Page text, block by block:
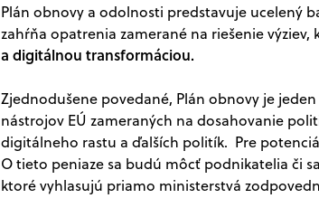
Plán obnovy a odolnosti predstavuje ucelený
zahŕňa opatrenia zamerané na riešenie výziev,
a digitálnou transformáciou.
Zjednodušene povedané, Plán obnovy je
nástrojov EÚ zameraných na dosahovanie
digitálneho rastu a ďalších politík. Pre
O tieto peniaze sa budú môcť podnikatelia či
ktoré vyhlasujú priamo ministerstvá